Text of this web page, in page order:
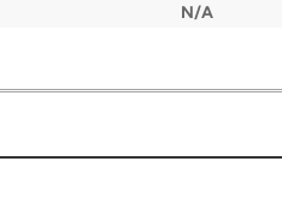
N/A